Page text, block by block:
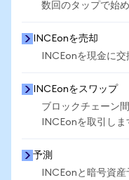
数回のタップで始め
INCEonを売却
INCEonを現金に交
INCEonをスワップ
ブロックチェーン
INCEonを取引しま
予測
INCEonと暗号資